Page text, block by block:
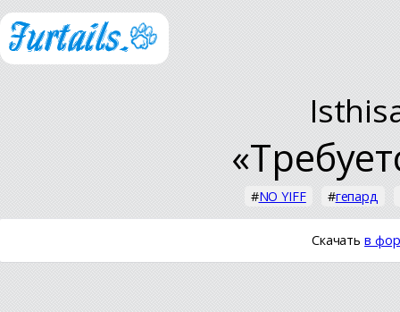
#NO YIFF #гепард
Скачатьв